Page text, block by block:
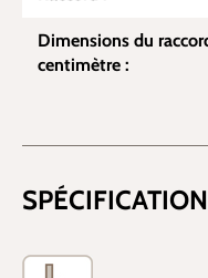
Dimensions du
centimètre :